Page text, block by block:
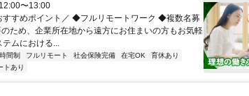
〜13:00
すすめポイント／ ◆フルリモートワーク ◆複数名募
ため、企業所在地から遠方にお住まいの方もお気軽
ムにおける...
間制 フルリモート 社会保険完備 在宅OK
育休あり
トあり